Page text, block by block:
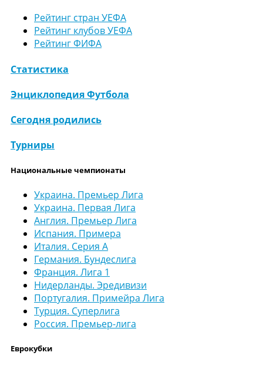
Рейтинг стран УЕФА
Рейтинг клубов УЕФА
Рейтинг ФИФА
Статистика
Энциклопедия Футбола
Сегодня родились
Турниры
Национальные чемпионаты
Украина. Премьер Лига
Украина. Первая Лига
Англия. Премьер Лига
Испания. Примера
Италия. Серия А
Германия. Бундеслига
Франция. Лига 1
Нидерланды. Эредивизи
Португалия. Примейра Лига
Турция. Суперлига
Россия. Премьер-лига
Еврокубки